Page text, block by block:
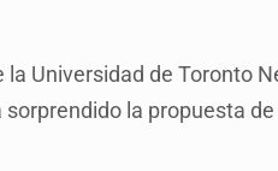
Universidad de Toronto
sorprendido la propuesta